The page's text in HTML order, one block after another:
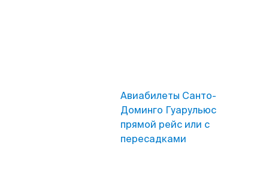
Авиабилеты Санто-
Доминго Гуарульюс
прямой рейс или с
пересадками